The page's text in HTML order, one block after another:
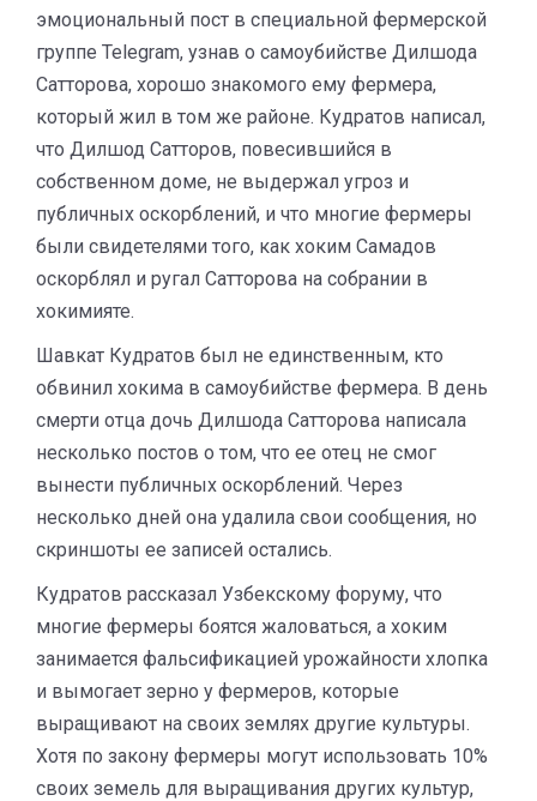
эмоциональный пост в специальной фермерской
группе Telegram, узнав о самоубийстве Дилшода
Сатторова, хорошо знакомого ему фермера,
который жил в том же районе. Кудратов написал,
что Дилшод Сатторов, повесившийся в
собственном доме, не выдержал угроз и
публичных оскорблений, и что многие фермеры
были свидетелями того, как хоким Самадов
оскорблял и ругал Сатторова на собрании в
хокимияте.
Шавкат Кудратов был не единственным, кто
обвинил хокима в самоубийстве фермера. В день
смерти отца дочь Дилшода Сатторова написала
несколько постов о том, что ее отец не смог
вынести публичных оскорблений. Через
несколько дней она удалила свои сообщения, но
скриншоты ее записей остались.
Кудратов рассказал Узбекскому форуму, что
многие фермеры боятся жаловаться, а хоким
занимается фальсификацией урожайности хлопка
и вымогает зерно у фермеров, которые
выращивают на своих землях другие культуры.
Хотя по закону фермеры могут использовать 10%
своих земель для выращивания других культур,